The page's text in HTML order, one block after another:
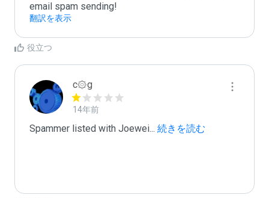
email spam sending!
翻訳を表示
役立つ
c۞g
14年前
Spammer listed with Joewei... 続きを読む